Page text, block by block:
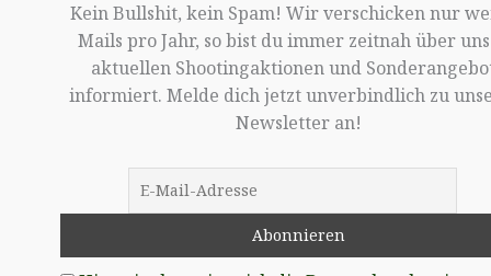
Kein Bullshit, kein Spam! Wir verschicken nur
Mails pro Jahr, so bist du immer zeitnah über
aktuellen Shootingaktionen und
informiert. Melde dich jetzt unverbindlich zu
Newsletter an!